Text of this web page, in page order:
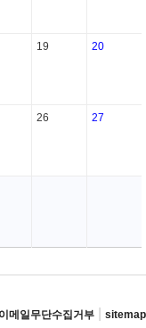
19 20
26 27
이메일무단수집거부 sitemap